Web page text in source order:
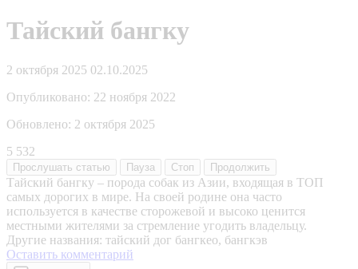
Тайский бангку
2 октября 2025 02.10.2025
Опубликовано: 22 ноября 2022
Обновлено: 2 октября 2025
5 532
Прослушать статью Пауза Стоп Продолжить
Тайский бангку – порода собак из Азии, входящая в ТОП
самых дорогих в мире. На своей родине она часто
используется в качестве сторожевой и высоко ценится
местными жителями за стремление угодить владельцу.
Другие названия: тайский дог бангкео, бангкэв
Оставить комментарий